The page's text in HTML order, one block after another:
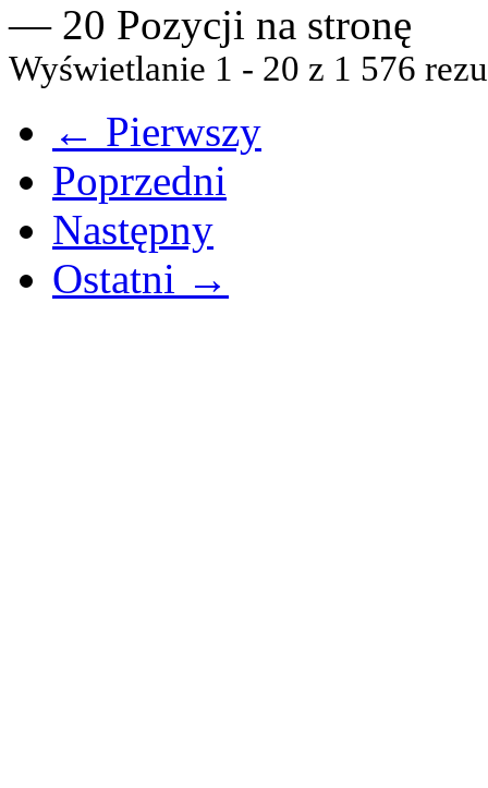
— 20 Pozycji na stronę
Wyświetlanie 1 - 20 z 1 576
← Pierwszy
Poprzedni
Następny
Ostatni →